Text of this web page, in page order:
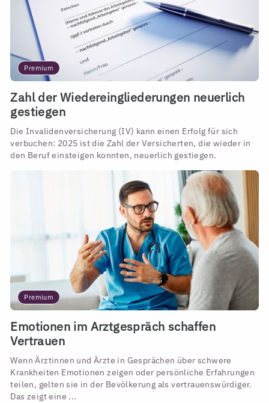
Premium
Zahl der Wiedereingliederungen neuerlich
gestiegen
Die Invalidenversicherung (IV) kann einen Erfolg für sich
verbuchen: 2025 ist die Zahl der Versicherten, die wieder in
den Beruf einsteigen konnten, neuerlich gestiegen.
Premium
Emotionen im Arztgespräch schaffen
Vertrauen
Wenn Ärztinnen und Ärzte in Gesprächen über schwere
Krankheiten Emotionen zeigen oder persönliche Erfahrungen
teilen, gelten sie in der Bevölkerung als vertrauenswürdiger.
Das zeigt eine ...